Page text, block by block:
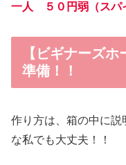
一人 ５０円弱（スパ
【ビギナーズ
準備！！
作り方は、箱の中に
な私でも大丈夫！！